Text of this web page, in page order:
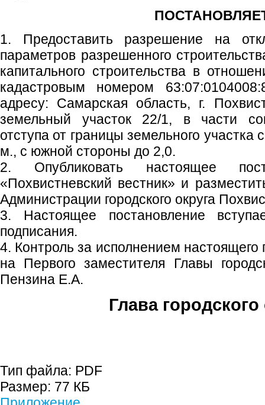
1. Предоставить разрешение на
параметров разрешенного
капитального строительства в
кадастровым номером
адресу: Самарская область, г.
земельный участок 22/1, в части
отступа от границы земельного
м., с южной стороны до 2,0.
2. Опубликовать настоящее
«Похвистневский вестник» и
Администрации городского округа
3. Настоящее постановление
подписания.
4. Контроль за исполнением настоящего
на Первого заместителя Главы
Пензина Е.А.
Глава городского
Тип файла: PDF
Размер: 77 КБ